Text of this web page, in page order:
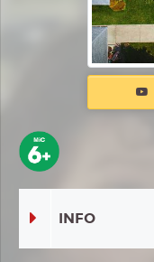
INFO